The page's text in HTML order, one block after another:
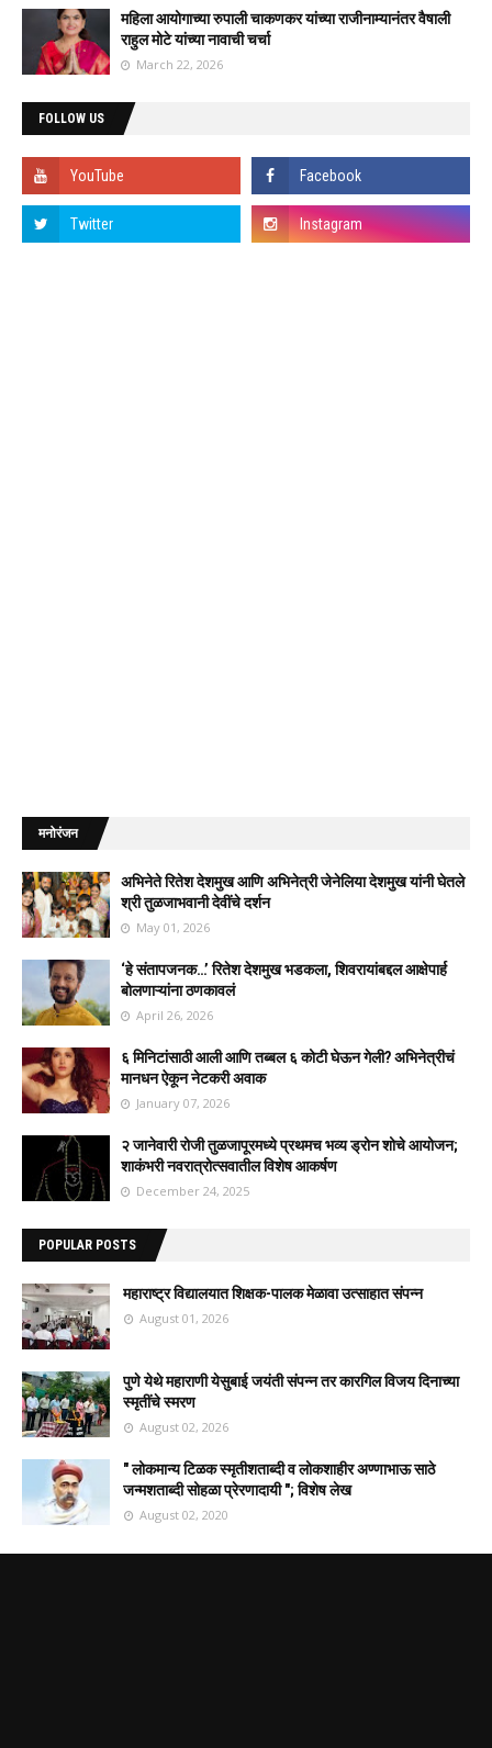
महिला आयोगाच्या रुपाली चाकणकर यांच्या राजीनाम्यानंतर वैषाली
राहुल मोटे यांच्या नावाची चर्चा
March 22, 2026
FOLLOW US
मनोरंजन
अभिनेते रितेश देशमुख आणि अभिनेत्री जेनेलिया देशमुख यांनी घेतले
श्री तुळजाभवानी देवींचे दर्शन
May 01, 2026
‘हे संतापजनक…’ रितेश देशमुख भडकला, शिवरायांबद्दल आक्षेपार्ह
बोलणाऱ्यांना ठणकावलं
April 26, 2026
६ मिनिटांसाठी आली आणि तब्बल ६ कोटी घेऊन गेली? अभिनेत्रीचं
मानधन ऐकून नेटकरी अवाक
January 07, 2026
२ जानेवारी रोजी तुळजापूरमध्ये प्रथमच भव्य ड्रोन शोचे आयोजन;
शाकंभरी नवरात्रोत्सवातील विशेष आकर्षण
December 24, 2025
POPULAR POSTS
महाराष्ट्र विद्यालयात शिक्षक-पालक मेळावा उत्साहात संपन्न
August 01, 2026
पुणे येथे महाराणी येसुबाई जयंती संपन्न तर कारगिल विजय दिनाच्या
स्मृतींचे स्मरण
August 02, 2026
" लोकमान्य टिळक स्मृतीशताब्दी व लोकशाहीर अण्णाभाऊ साठे
जन्मशताब्दी सोहळा प्रेरणादायी "; विशेष लेख
August 02, 2020